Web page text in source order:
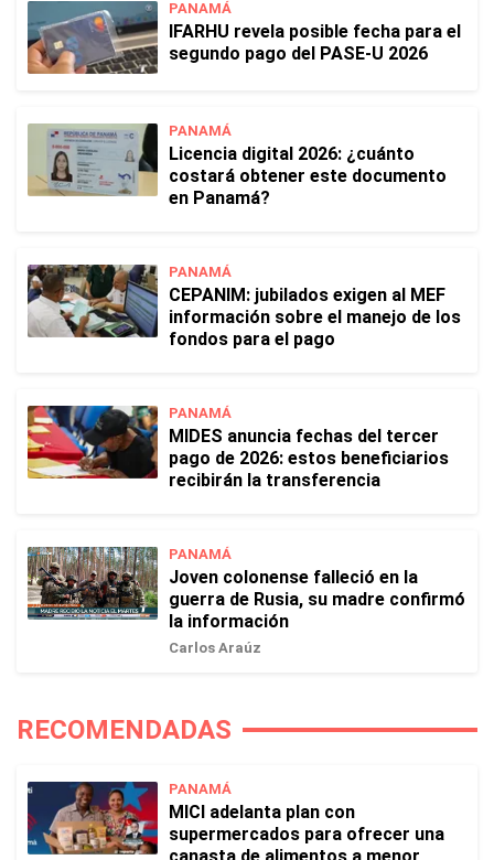
PANAMÁ
IFARHU revela posible fecha para el
segundo pago del PASE-U 2026
PANAMÁ
Licencia digital 2026: ¿cuánto
costará obtener este documento
en Panamá?
PANAMÁ
CEPANIM: jubilados exigen al MEF
información sobre el manejo de los
fondos para el pago
PANAMÁ
MIDES anuncia fechas del tercer
pago de 2026: estos beneficiarios
recibirán la transferencia
PANAMÁ
Joven colonense falleció en la
guerra de Rusia, su madre confirmó
la información
Carlos Araúz
RECOMENDADAS
PANAMÁ
MICI adelanta plan con
supermercados para ofrecer una